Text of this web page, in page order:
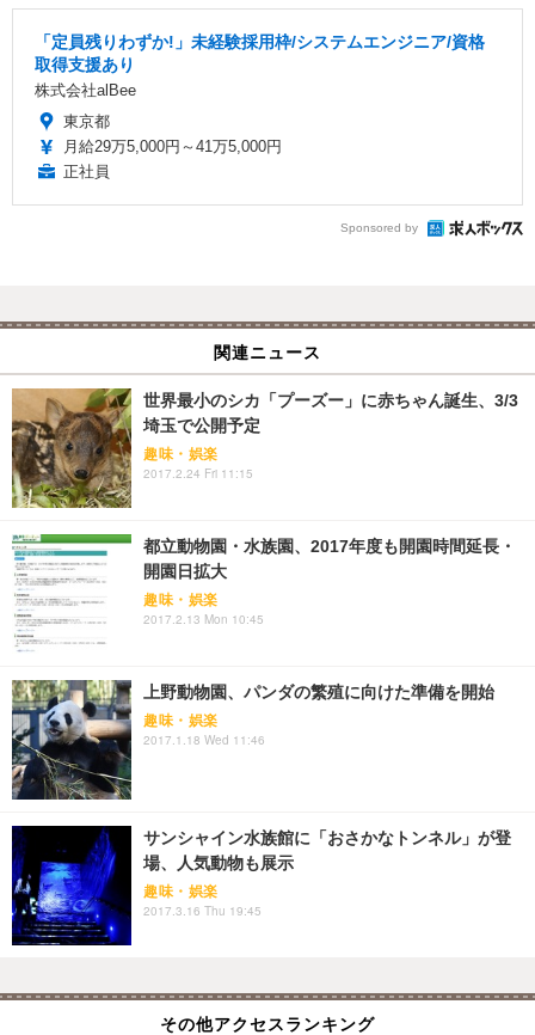
「定員残りわずか!」未経験採用枠/システムエンジニア/資格
取得支援あり
株式会社alBee
東京都
月給29万5,000円～41万5,000円
正社員
Sponsored by
関連ニュース
世界最小のシカ「プーズー」に赤ちゃん誕生、3/3
埼玉で公開予定
趣味・娯楽
2017.2.24 Fri 11:15
都立動物園・水族園、2017年度も開園時間延長・
開園日拡大
趣味・娯楽
2017.2.13 Mon 10:45
上野動物園、パンダの繁殖に向けた準備を開始
趣味・娯楽
2017.1.18 Wed 11:46
サンシャイン水族館に「おさかなトンネル」が登
場、人気動物も展示
趣味・娯楽
2017.3.16 Thu 19:45
その他アクセスランキング